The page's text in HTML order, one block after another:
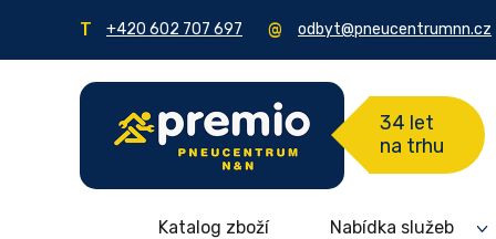
+420 602 707 697 odbyt@pneucentrumnn.cz
34 let
na trhu
Katalog zboží Nabídka služeb